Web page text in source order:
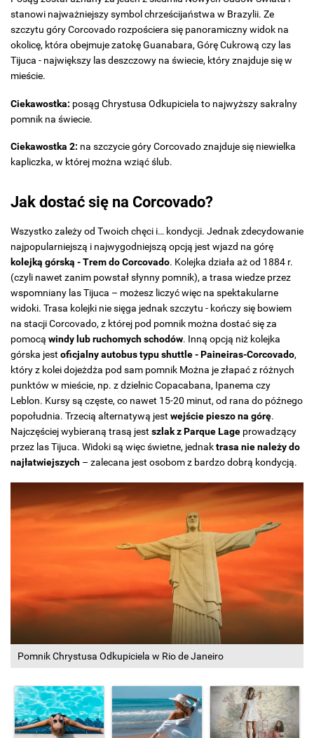
stanowi najważniejszy symbol chrześcijaństwa w Brazylii. Ze
szczytu góry Corcovado rozpościera się panoramiczny widok na
okolicę, która obejmuje zatokę Guanabara, Górę Cukrową czy las
Tijuca - największy las deszczowy na świecie, który znajduje się w
mieście.
Ciekawostka: posąg Chrystusa Odkupiciela to najwyższy sakralny
pomnik na świecie.
Ciekawostka 2: na szczycie góry Corcovado znajduje się niewielka
kapliczka, w której można wziąć ślub.
Jak dostać się na Corcovado?
Wszystko zależy od Twoich chęci i… kondycji. Jednak zdecydowanie
najpopularniejszą i najwygodniejszą opcją jest wjazd na górę
kolejką górską - Trem do Corcovado. Kolejka działa aż od 1884 r.
(czyli nawet zanim powstał słynny pomnik), a trasa wiedze przez
wspomniany las Tijuca – możesz liczyć więc na spektakularne
widoki. Trasa kolejki nie sięga jednak szczytu - kończy się bowiem
na stacji Corcovado, z której pod pomnik można dostać się za
pomocą windy lub ruchomych schodów. Inną opcją niż kolejka
górska jest oficjalny autobus typu shuttle - Paineiras‑Corcovado,
który z kolei dojeżdża pod sam pomnik Można je złapać z różnych
punktów w mieście, np. z dzielnic Copacabana, Ipanema czy
Leblon. Kursy są częste, co nawet 15-20 minut, od rana do późnego
popołudnia. Trzecią alternatywą jest wejście pieszo na górę.
Najczęściej wybieraną trasą jest szlak z Parque Lage prowadzący
przez las Tijuca. Widoki są więc świetne, jednaktrasa nie należy do
najłatwiejszych – zalecana jest osobom z bardzo dobrą kondycją.
Pomnik Chrystusa Odkupiciela w Rio de Janeiro